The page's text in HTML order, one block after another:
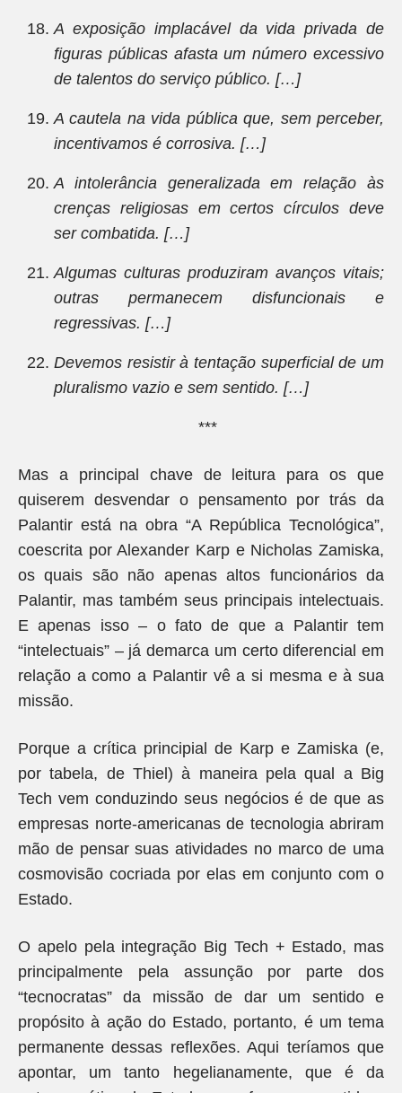
A exposição implacável da vida privada de
figuras públicas afasta um número excessivo
de talentos do serviço público. […]
A cautela na vida pública que, sem perceber,
incentivamos é corrosiva. […]
A intolerância generalizada em relação às
crenças religiosas em certos círculos deve
ser combatida. […]
Algumas culturas produziram avanços vitais;
outras permanecem disfuncionais e
regressivas. […]
Devemos resistir à tentação superficial de um
pluralismo vazio e sem sentido. […]
***
Mas a principal chave de leitura para os que
quiserem desvendar o pensamento por trás da
Palantir está na obra “A República Tecnológica”,
coescrita por Alexander Karp e Nicholas Zamiska,
os quais são não apenas altos funcionários da
Palantir, mas também seus principais intelectuais.
E apenas isso – o fato de que a Palantir tem
“intelectuais” – já demarca um certo diferencial em
relação a como a Palantir vê a si mesma e à sua
missão.
Porque a crítica principial de Karp e Zamiska (e,
por tabela, de Thiel) à maneira pela qual a Big
Tech vem conduzindo seus negócios é de que as
empresas norte-americanas de tecnologia abriram
mão de pensar suas atividades no marco de uma
cosmovisão cocriada por elas em conjunto com o
Estado.
O apelo pela integração Big Tech + Estado, mas
principalmente pela assunção por parte dos
“tecnocratas” da missão de dar um sentido e
propósito à ação do Estado, portanto, é um tema
permanente dessas reflexões. Aqui teríamos que
apontar, um tanto hegelianamente, que é da